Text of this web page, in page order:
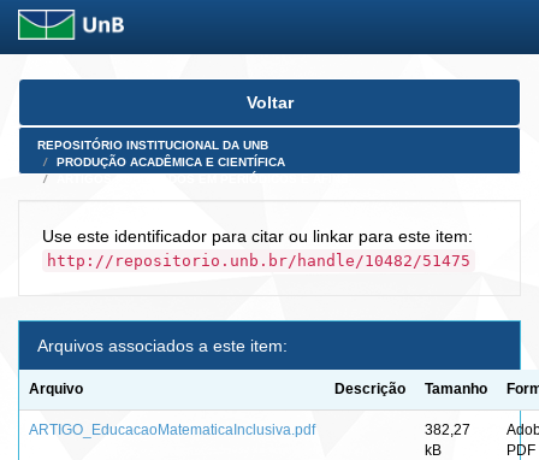
Skip
Voltar
REPOSITÓRIO INSTITUCIONAL DA UNB
PRODUÇÃO ACADÊMICA E CIENTÍFICA
Use este identificador para citar ou linkar para este item:
http://repositorio.unb.br/handle/10482/51475
Arquivos associados a este item:
Arquivo Descrição Tamanho
ARTIGO_EducacaoMatematicaInclusiva.pdf
382,27
kB
PDF